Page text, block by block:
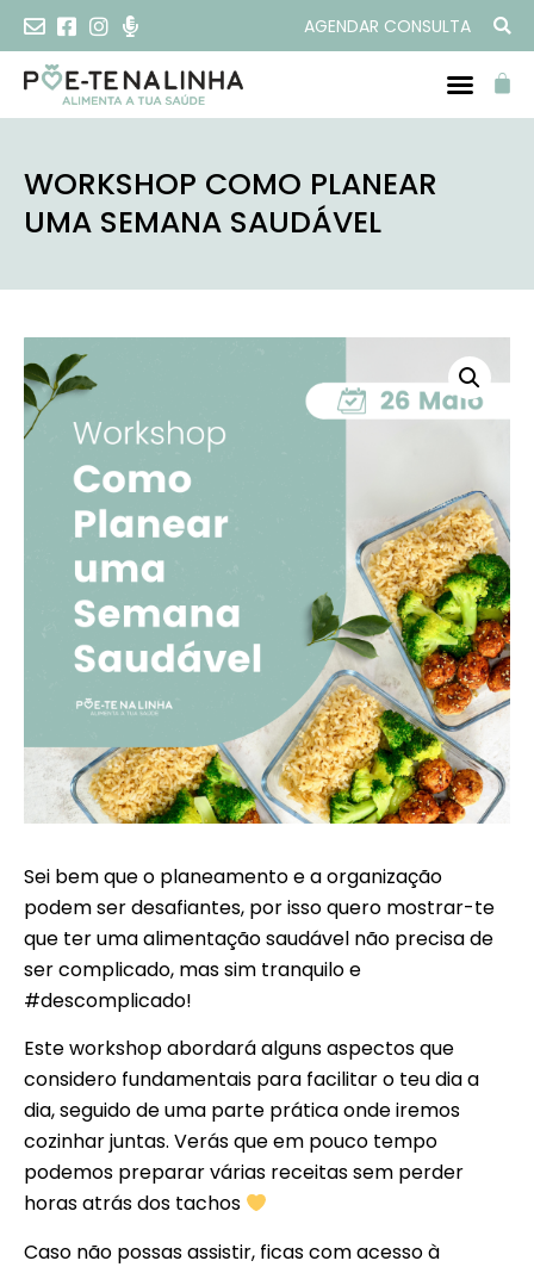
AGENDAR CONSULTA
WORKSHOP COMO PLANEAR
UMA SEMANA SAUDÁVEL
Sei bem que o planeamento e a organização
podem ser desafiantes, por isso quero mostrar-te
que ter uma alimentação saudável não precisa de
ser complicado, mas sim tranquilo e
#descomplicado!
Este workshop abordará alguns aspectos que
considero fundamentais para facilitar o teu dia a
dia, seguido de uma parte prática onde iremos
cozinhar juntas. Verás que em pouco tempo
podemos preparar várias receitas sem perder
horas atrás dos tachos
Caso não possas assistir, ficas com acesso à